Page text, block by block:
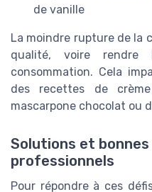
de vanille
La moindre rupture de la
qualité, voire
consommation. Cela
des recettes de
mascarpone chocolat ou
Solutions et
professionnels
Pour répondre à ces